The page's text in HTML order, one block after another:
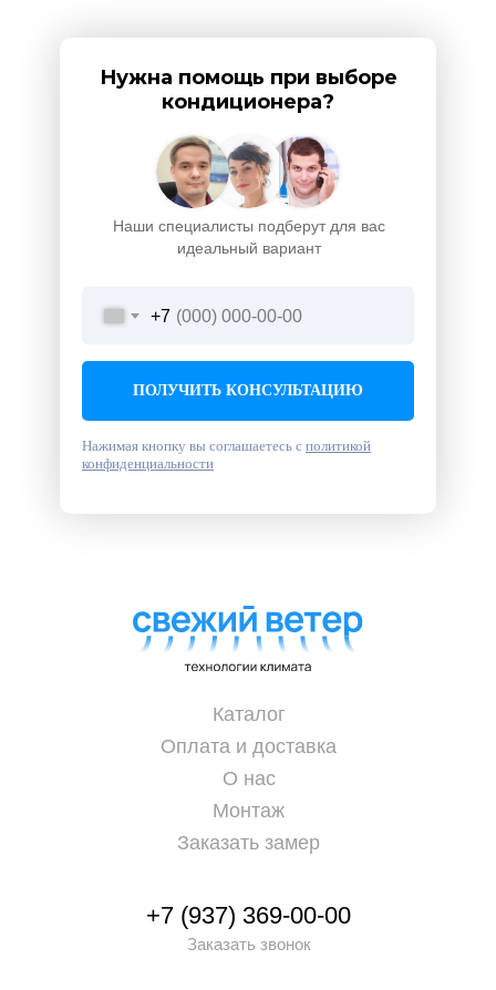
Наши специалисты подберут для вас
идеальный вариант
Нужна помощь при выборе
кондиционера?
+7
ПОЛУЧИТЬ КОНСУЛЬТАЦИЮ
Нажимая кнопку вы соглашаетесь с политикой
конфиденциальности
+7 (937) 369-00-00
Заказать звонок
Каталог
Оплата и доставка
О нас
Монтаж
Заказать замер